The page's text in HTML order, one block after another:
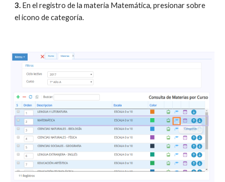
3. En el registro de la materia Matemática, presionar sobre
el icono de categoría.